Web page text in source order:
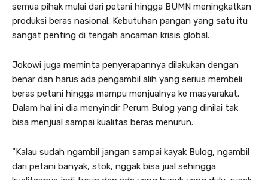
semua pihak mulai dari petani hingga BUMN meningkatkan
produksi beras nasional. Kebutuhan pangan yang satu itu
sangat penting di tengah ancaman krisis global.
Jokowi juga meminta penyerapannya dilakukan dengan
benar dan harus ada pengambil alih yang serius membeli
beras petani hingga mampu menjualnya ke masyarakat.
Dalam hal ini dia menyindir Perum Bulog yang dinilai tak
bisa menjual sampai kualitas beras menurun.
“Kalau sudah ngambil jangan sampai kayak Bulog, ngambil
dari petani banyak, stok, nggak bisa jual sehingga